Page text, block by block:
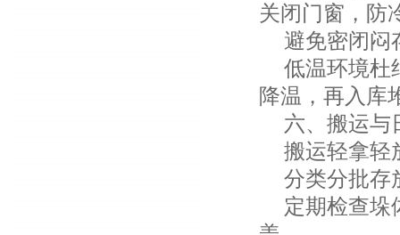
关闭门窗，防
避免密闭闷
低温环境杜
降温，再入库
六、搬运与
搬运轻拿轻
分类分批存
定期检查垛